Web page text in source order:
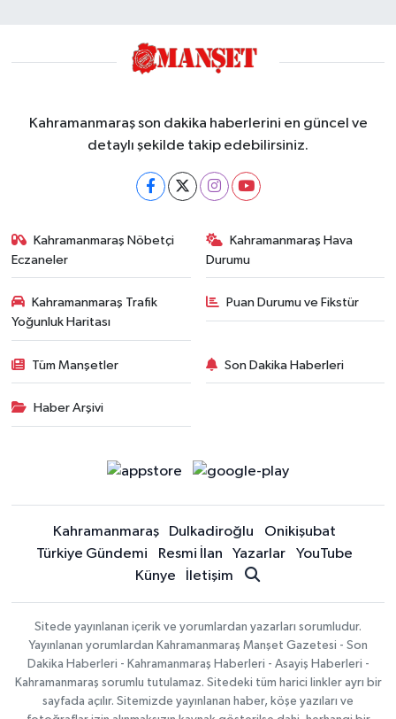
Kahramanmaraş son dakika haberlerini en güncel ve
detaylı şekilde takip edebilirsiniz.
Kahramanmaraş Nöbetçi
Eczaneler
Kahramanmaraş Hava
Durumu
Kahramanmaraş Trafik
Yoğunluk Haritası
Puan Durumu ve Fikstür
Tüm Manşetler Son Dakika Haberleri
Haber Arşivi
Kahramanmaraş Dulkadiroğlu
Onikişubat
Türkiye Gündemi
Resmi İlan Yazarlar
YouTube
Künye
İletişim
Sitede yayınlanan içerik ve yorumlardan yazarları sorumludur.
Yayınlanan yorumlardan Kahramanmaraş Manşet Gazetesi - Son
Dakika Haberleri - Kahramanmaraş Haberleri - Asayiş Haberleri -
Kahramanmaraş sorumlu tutulamaz. Sitedeki tüm harici linkler ayrı bir
sayfada açılır. Sitemizde yayınlanan haber, köşe yazıları ve